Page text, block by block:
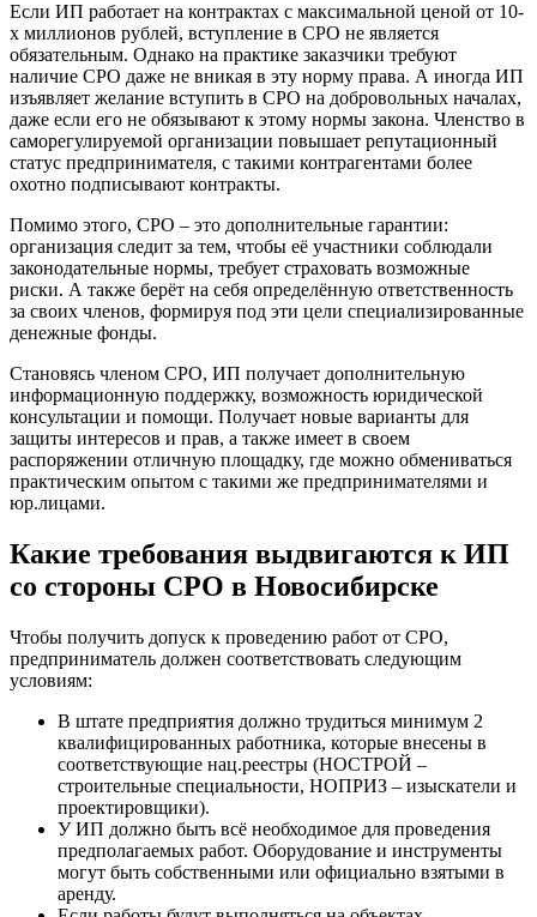
Если ИП работает на контрактах с максимальной ценой от 10-
х миллионов рублей, вступление в СРО не является
обязательным. Однако на практике заказчики требуют
наличие СРО даже не вникая в эту норму права. А иногда ИП
изъявляет желание вступить в СРО на добровольных началах,
даже если его не обязывают к этому нормы закона. Членство в
саморегулируемой организации повышает репутационный
статус предпринимателя, с такими контрагентами более
охотно подписывают контракты.
Помимо этого, СРО – это дополнительные гарантии:
организация следит за тем, чтобы её участники соблюдали
законодательные нормы, требует страховать возможные
риски. А также берёт на себя определённую ответственность
за своих членов, формируя под эти цели специализированные
денежные фонды.
Становясь членом СРО, ИП получает дополнительную
информационную поддержку, возможность юридической
консультации и помощи. Получает новые варианты для
защиты интересов и прав, а также имеет в своем
распоряжении отличную площадку, где можно обмениваться
практическим опытом с такими же предпринимателями и
юр.лицами.
Какие требования выдвигаются к ИП
со стороны СРО в Новосибирске
Чтобы получить допуск к проведению работ от СРО,
предприниматель должен соответствовать следующим
условиям:
В штате предприятия должно трудиться минимум 2
квалифицированных работника, которые внесены в
соответствующие нац.реестры (НОСТРОЙ –
строительные специальности, НОПРИЗ – изыскатели и
проектировщики).
У ИП должно быть всё необходимое для проведения
предполагаемых работ. Оборудование и инструменты
могут быть собственными или официально взятыми в
аренду.